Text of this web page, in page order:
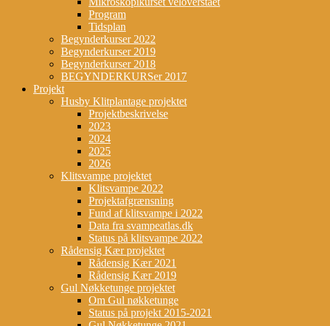
Program
Tidsplan
Begynderkurser 2022
Begynderkurser 2019
Begynderkurser 2018
BEGYNDERKURSer 2017
Projekt
Husby Klitplantage projektet
Projektbeskrivelse
2023
2024
2025
2026
Klitsvampe projektet
Klitsvampe 2022
Projektafgrænsning
Fund af klitsvampe i 2022
Data fra svampeatlas.dk
Status på klitsvampe 2022
Rådensig Kær projektet
Rådensig Kær 2021
Rådensig Kær 2019
Gul Nøkketunge projektet
Om Gul nøkketunge
Status på projekt 2015-2021